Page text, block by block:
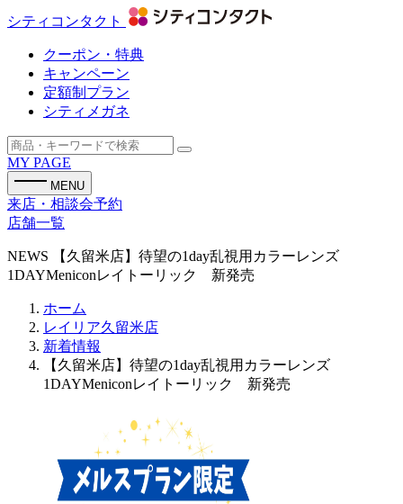
シティコンタクト
クーポン・特典
キャンペーン
定額制プラン
シティメガネ
MY PAGE
MENU
来店・相談会予約
店舗一覧
NEWS
【久留米店】待望の1day乱視用カラーレンズ
1DAYMeniconレイトーリック 新発売
ホーム
レイリア久留米店
新着情報
【久留米店】待望の1day乱視用カラーレンズ
1DAYMeniconレイトーリック 新発売